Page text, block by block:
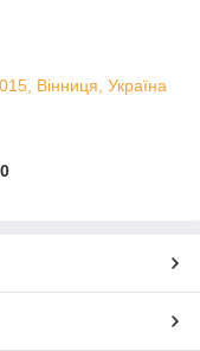
Вінниця, Україна